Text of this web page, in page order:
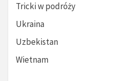
Tricki w podróży
Ukraina
Uzbekistan
Wietnam